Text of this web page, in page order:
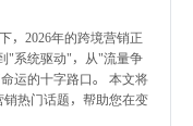
，2026年的跨境营销正
"系统驱动"，从"流量争
运的十字路口。 本文将
销热门话题，帮助您在变